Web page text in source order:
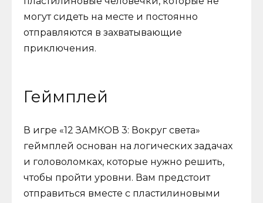
могут сидеть на месте и постоянно
отправляются в захватывающие
приключения.
Геймплей
В игре «12 ЗАМКОВ 3: Вокруг света»
геймплей основан на логических задачах
и головоломках, которые нужно решить,
чтобы пройти уровни. Вам предстоит
отправиться вместе с пластилиновыми